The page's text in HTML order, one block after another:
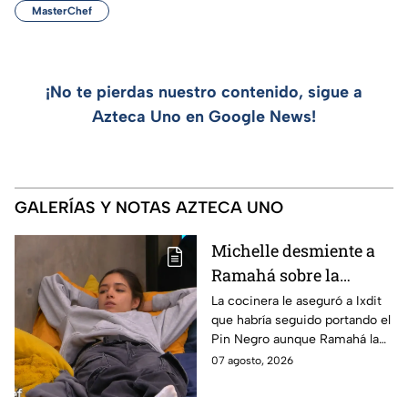
MasterChef
¡No te pierdas nuestro contenido, sigue a
Azteca Uno en Google News!
GALERÍAS Y NOTAS AZTECA UNO
Michelle desmiente a
Ramahá sobre la
designación del Pin
Negro a un integrante
de las "Divas" en
MasterChef 24/7
La cocinera le aseguró a Ixdit
que habría seguido portando el
Pin Negro aunque Ramahá la
hubiera subido al balcón
07 agosto, 2026